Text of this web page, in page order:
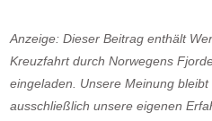
Anzeige: Dieser Beitrag enthält
Kreuzfahrt durch Norwegens
eingeladen. Unsere Meinung
ausschließlich unsere eigenen